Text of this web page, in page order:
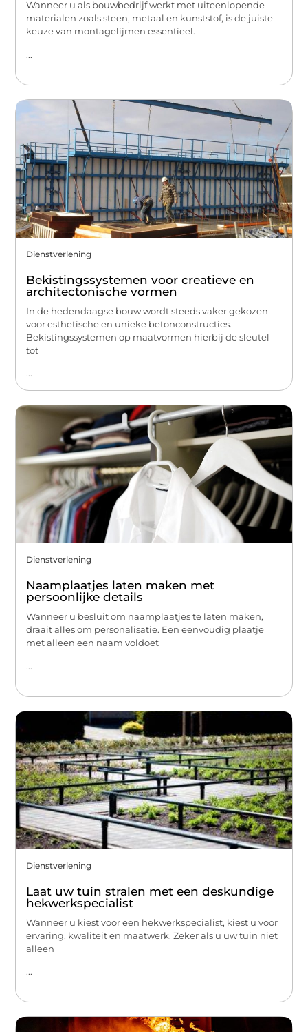
Wanneer u als bouwbedrijf werkt met uiteenlopende
materialen zoals steen, metaal en kunststof, is de juiste
keuze van montagelijmen essentieel.
...
Dienstverlening
Bekistingssystemen voor creatieve en
architectonische vormen
In de hedendaagse bouw wordt steeds vaker gekozen
voor esthetische en unieke betonconstructies.
Bekistingssystemen op maatvormen hierbij de sleutel
tot
...
Dienstverlening
Naamplaatjes laten maken met
persoonlijke details
Wanneer u besluit om naamplaatjes te laten maken,
draait alles om personalisatie. Een eenvoudig plaatje
met alleen een naam voldoet
...
Dienstverlening
Laat uw tuin stralen met een deskundige
hekwerkspecialist
Wanneer u kiest voor een hekwerkspecialist, kiest u voor
ervaring, kwaliteit en maatwerk. Zeker als u uw tuin niet
alleen
...